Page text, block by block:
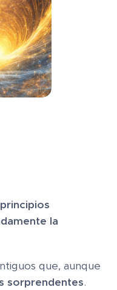
principios
la
que, aunque
sorprendentes.